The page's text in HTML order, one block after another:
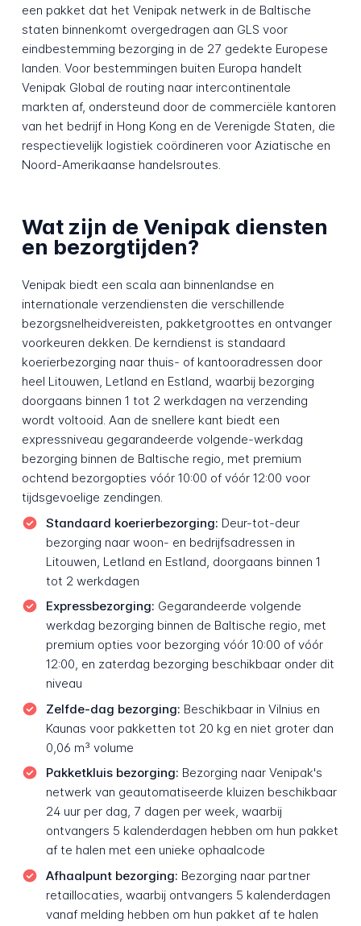
een pakket dat het Venipak netwerk in de Baltische
staten binnenkomt overgedragen aan GLS voor
eindbestemming bezorging in de 27 gedekte Europese
landen. Voor bestemmingen buiten Europa handelt
Venipak Global de routing naar intercontinentale
markten af, ondersteund door de commerciële kantoren
van het bedrijf in Hong Kong en de Verenigde Staten, die
respectievelijk logistiek coördineren voor Aziatische en
Noord-Amerikaanse handelsroutes.
Wat zijn de Venipak diensten
en bezorgtijden?
Venipak biedt een scala aan binnenlandse en
internationale verzendiensten die verschillende
bezorgsnelheidvereisten, pakketgroottes en ontvanger
voorkeuren dekken. De kerndienst is standaard
koerierbezorging naar thuis- of kantooradressen door
heel Litouwen, Letland en Estland, waarbij bezorging
doorgaans binnen 1 tot 2 werkdagen na verzending
wordt voltooid. Aan de snellere kant biedt een
expressniveau gegarandeerde volgende-werkdag
bezorging binnen de Baltische regio, met premium
ochtend bezorgopties vóór 10:00 of vóór 12:00 voor
tijdsgevoelige zendingen.
Standaard koerierbezorging: Deur-tot-deur
bezorging naar woon- en bedrijfsadressen in
Litouwen, Letland en Estland, doorgaans binnen 1
tot 2 werkdagen
Expressbezorging: Gegarandeerde volgende
werkdag bezorging binnen de Baltische regio, met
premium opties voor bezorging vóór 10:00 of vóór
12:00, en zaterdag bezorging beschikbaar onder dit
niveau
Zelfde-dag bezorging: Beschikbaar in Vilnius en
Kaunas voor pakketten tot 20 kg en niet groter dan
0,06 m³ volume
Pakketkluis bezorging: Bezorging naar Venipak's
netwerk van geautomatiseerde kluizen beschikbaar
24 uur per dag, 7 dagen per week, waarbij
ontvangers 5 kalenderdagen hebben om hun pakket
af te halen met een unieke ophaalcode
Afhaalpunt bezorging: Bezorging naar partner
retaillocaties, waarbij ontvangers 5 kalenderdagen
vanaf melding hebben om hun pakket af te halen